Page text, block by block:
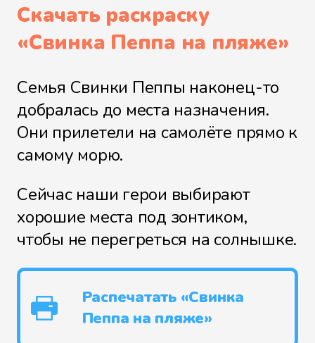
Скачать раскраску
«Свинка Пеппа на пляже»
Семья Свинки Пеппы наконец-то
добралась до места назначения.
Они прилетели на самолёте прямо к
самому морю.
Сейчас наши герои выбирают
хорошие места под зонтиком,
чтобы не перегреться на солнышке.
Распечатать «Свинка
Пеппа на пляже»